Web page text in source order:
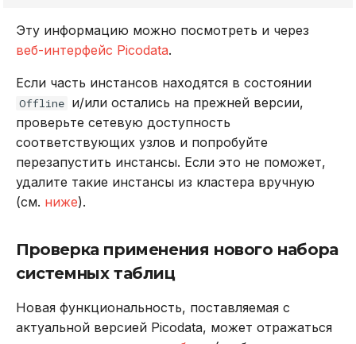
Эту информацию можно посмотреть и через
веб-интерфейс Picodata.
Если часть инстансов находятся в состоянии
Offline и/или остались на прежней версии,
проверьте сетевую доступность
соответствующих узлов и попробуйте
перезапустить инстансы. Если это не поможет,
удалите такие инстансы из кластера вручную
(см. ниже).
Проверка применения нового набора
системных таблиц
Новая функциональность, поставляемая с
актуальной версией Picodata, может отражаться